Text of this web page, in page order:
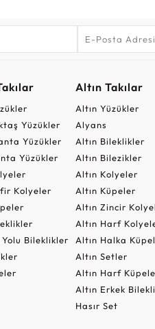
Yüzükler
Yüzükler
Yüzükler
Kolyeler
Yolu Bileklikler
Altın Takılar
Altın Yüzükler
Alyans
Altın Bileklikler
Altın Bilezikler
Altın Kolyeler
Altın Küpeler
Altın Zincir
Altın Harf
Altın Halka
Altın Setler
Altın Harf
Altın Erkek
Hasır Set